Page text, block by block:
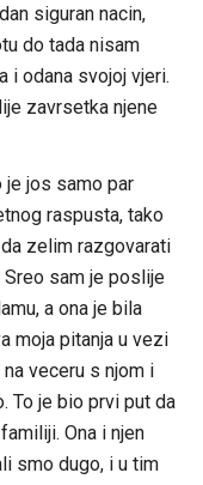
siguran nacin,
do tada nisam
i odana svojoj vjeri.
zavrsetka njene
jos samo par
raspusta, tako
zelim razgovarati
sam je poslije
a ona je bila
moja pitanja u vezi
veceru s njom i
To je bio prvi put da
Ona i njen
smo dugo, i u tim